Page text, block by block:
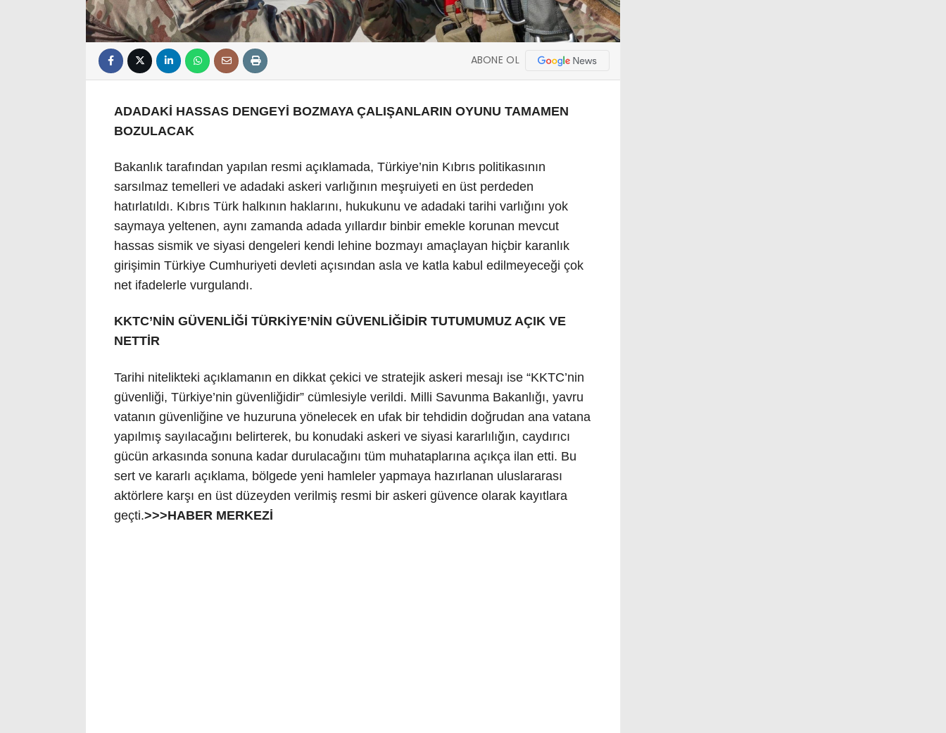
ABONE OL
ADADAKİ HASSAS DENGEYİ BOZMAYA ÇALIŞANLARIN OYUNU TAMAMEN
BOZULACAK
Bakanlık tarafından yapılan resmi açıklamada, Türkiye’nin Kıbrıs politikasının
sarsılmaz temelleri ve adadaki askeri varlığının meşruiyeti en üst perdeden
hatırlatıldı. Kıbrıs Türk halkının haklarını, hukukunu ve adadaki tarihi varlığını yok
saymaya yeltenen, aynı zamanda adada yıllardır binbir emekle korunan mevcut
hassas sismik ve siyasi dengeleri kendi lehine bozmayı amaçlayan hiçbir karanlık
girişimin Türkiye Cumhuriyeti devleti açısından asla ve katla kabul edilmeyeceği çok
net ifadelerle vurgulandı.
KKTC’NİN GÜVENLİĞİ TÜRKİYE’NİN GÜVENLİĞİDİR TUTUMUMUZ AÇIK VE
NETTİR
Tarihi nitelikteki açıklamanın en dikkat çekici ve stratejik askeri mesajı ise “KKTC’nin
güvenliği, Türkiye’nin güvenliğidir” cümlesiyle verildi. Milli Savunma Bakanlığı, yavru
vatanın güvenliğine ve huzuruna yönelecek en ufak bir tehdidin doğrudan ana vatana
yapılmış sayılacağını belirterek, bu konudaki askeri ve siyasi kararlılığın, caydırıcı
gücün arkasında sonuna kadar durulacağını tüm muhataplarına açıkça ilan etti. Bu
sert ve kararlı açıklama, bölgede yeni hamleler yapmaya hazırlanan uluslararası
aktörlere karşı en üst düzeyden verilmiş resmi bir askeri güvence olarak kayıtlara
geçti.>>>HABER MERKEZİ